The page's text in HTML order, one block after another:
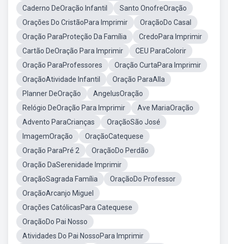
Caderno DeOração Infantil
Santo OnofreOração
Orações Do CristãoPara Imprimir
OraçãoDo Casal
Oração ParaProteção Da Família
CredoPara Imprimir
Cartão DeOração Para Imprimir
CEU ParaColorir
Oração ParaProfessores
Oração CurtaPara Imprimir
OraçãoAtividade Infantil
Oração ParaAlla
Planner DeOração
AngelusOração
Relógio DeOração Para Imprimir
Ave MariaOração
Advento ParaCrianças
OraçãoSão José
ImagemOração
OraçãoCatequese
Oração ParaPré 2
OraçãoDo Perdão
Oração DaSerenidade Imprimir
OraçãoSagrada Família
OraçãoDo Professor
OraçãoArcanjo Miguel
Orações CatólicasPara Catequese
OraçãoDo Pai Nosso
Atividades Do Pai NossoPara Imprimir